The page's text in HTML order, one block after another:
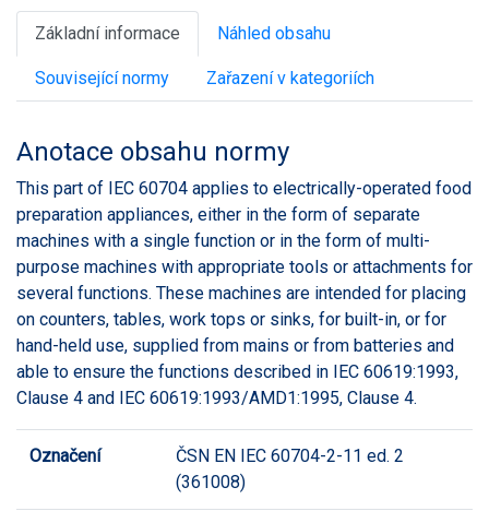
Základní informace Náhled obsahu
Související normy Zařazení v kategoriích
Anotace obsahu normy
This part of IEC 60704 applies to electrically-operated food
preparation appliances, either in the form of separate
machines with a single function or in the form of multi-
purpose machines with appropriate tools or attachments for
several functions. These machines are intended for placing
on counters, tables, work tops or sinks, for built-in, or for
hand-held use, supplied from mains or from batteries and
able to ensure the functions described in IEC 60619:1993,
Clause 4 and IEC 60619:1993/AMD1:1995, Clause 4.
Označení
ČSN EN IEC 60704-2-11 ed. 2
(361008)